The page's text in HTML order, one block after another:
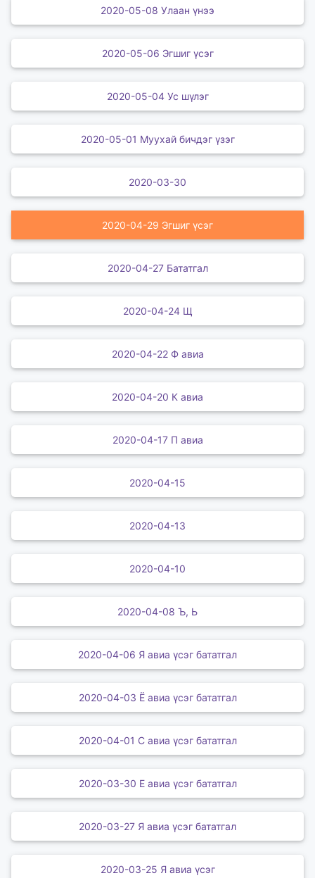
2020-05-08 Улаан үнээ
2020-05-06 Эгшиг үсэг
2020-05-04 Ус шүлэг
2020-05-01 Муухай бичдэг үзэг
2020-03-30
2020-04-29 Эгшиг үсэг
2020-04-27 Бататгал
2020-04-24 Щ
2020-04-22 Ф авиа
2020-04-20 К авиа
2020-04-17 П авиа
2020-04-15
2020-04-13
2020-04-10
2020-04-08 Ъ, Ь
2020-04-06 Я авиа үсэг бататгал
2020-04-03 Ё авиа үсэг бататгал
2020-04-01 С авиа үсэг бататгал
2020-03-30 Е авиа үсэг бататгал
2020-03-27 Я авиа үсэг бататгал
2020-03-25 Я авиа үсэг